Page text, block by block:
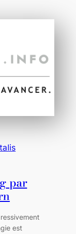
par
est